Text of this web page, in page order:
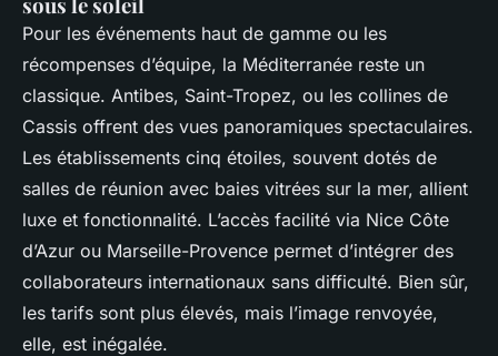
Pour les événements haut de gamme ou les
récompenses d’équipe, la Méditerranée reste un
classique. Antibes, Saint-Tropez, ou les collines de
Cassis offrent des vues panoramiques spectaculaires.
Les établissements cinq étoiles, souvent dotés de
salles de réunion avec baies vitrées sur la mer, allient
luxe et fonctionnalité. L’accès facilité via Nice Côte
d’Azur ou Marseille-Provence permet d’intégrer des
collaborateurs internationaux sans difficulté. Bien sûr,
les tarifs sont plus élevés, mais l’image renvoyée,
elle, est inégalée.